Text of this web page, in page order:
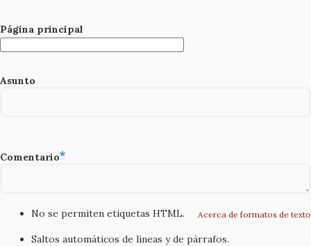
Página principal
Asunto
Comentario
Acerca de formatos de texto
No se permiten etiquetas HTML.
Saltos automáticos de líneas y de párrafos.